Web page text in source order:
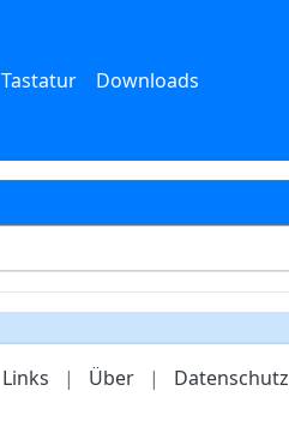
Tastatur Downloads
Links | Über | Datenschutz